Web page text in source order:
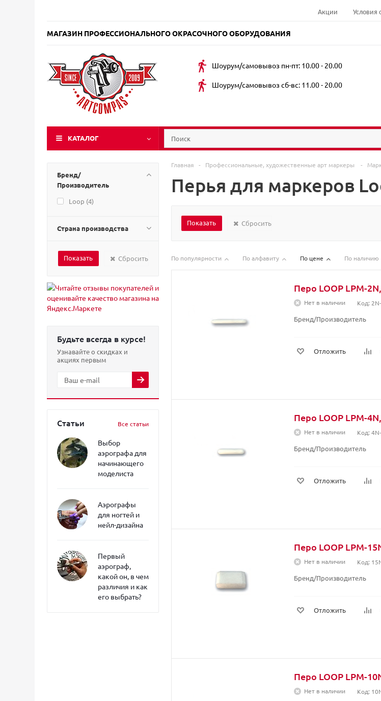
Акции Условия
МАГАЗИН ПРОФЕССИОНАЛЬНОГО ОКРАСОЧНОГО ОБОРУДОВАНИЯ
Шоурум/самовывоз пн-пт: 10.00 - 20.00
Шоурум/самовывоз сб-вс: 11.00 - 20.00
КАТАЛОГ
Бренд/
Производитель
Loop (4)
Страна производства
Сбросить
Будьте всегда в курсе!
Узнавайте о скидках и
акциях первым
Статьи Все статьи
Выбор
аэрографа для
начинающего
моделиста
Аэрографы
для ногтей и
нейл-дизайна
Первый
аэрограф,
какой он, в чем
различия и как
его выбрать?
Главная - Профессиональные, художественные арт маркеры -
Перья для маркеров
Сбросить
По популярности По алфавиту По цене По наличию
Перо LOOP LPM-
Нет в наличии Код:
Бренд/Производитель
Отложить
Перо LOOP LPM-
Нет в наличии Код:
Бренд/Производитель
Отложить
Перо LOOP LPM-
Нет в наличии Код:
Бренд/Производитель
Отложить
Перо LOOP LPM-
Нет в наличии Код: